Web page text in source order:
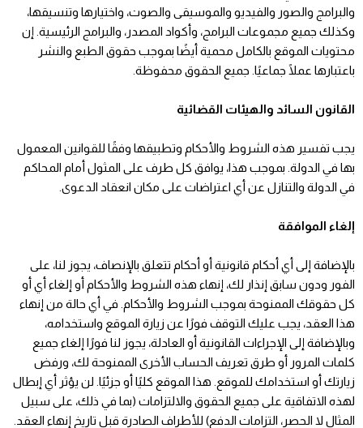
والبرامج والصور والفيديو والموسيقى والصوت، واختيارها وتنسيقها،
وكذلك جميع مجموعات البرامج، وأكواد المصدر، والبرامج الرئيسية. إن
محتويات الموقع بالكامل محمية أيضًا بموجب حقوق الطبع والنشر
باعتبارها عملًا جماعيًا. جميع الحقوق محفوظة.
القانون السائد والهيئات القضائية
يجب تفسير هذه الشروط والأحكام وتطبيقها وفقًا للقوانين المعمول
بها في الدولة. بموجب هذا، يوافق كل طرف على المثول أمام المحاكم
في الدولة والتنازل عن أي اعتراضات على مكان انعقاد الدعوى.
إلغاء الموافقة
بالإضافة إلى أي أحكام قانونية أو أحكام تتعلق بالإنصاف، يجوز لنا، على
الفور ودون سابق إنذار لك، إنهاء هذه الشروط والأحكام أو إلغاء أي أو
كل حقوقك الممنوحة بموجب الشروط والأحكام. في أي حالة من إنهاء
هذا العقد، يجب عليك التوقف فورًا عن زيارة الموقع واستخدامه،
وبالإضافة إلى الإجراءات القانونية أو العادلة، يجوز لنا فورًا إلغاء جميع
كلمات المرور أو طرق تعريف الحساب الأخرى الممنوحة لك، ورفض
زيارتك أو استخدامك للموقع. هذا الموقع كليًا أو جزئيًا. لن يؤثر أي إبطال
لهذه الاتفاقية على جميع الحقوق والالتزامات (بما في ذلك، على سبيل
المثال لا الحصر، التزامات الدفع) للأطراف الصادرة قبل تاريخ إنهاء العقد.